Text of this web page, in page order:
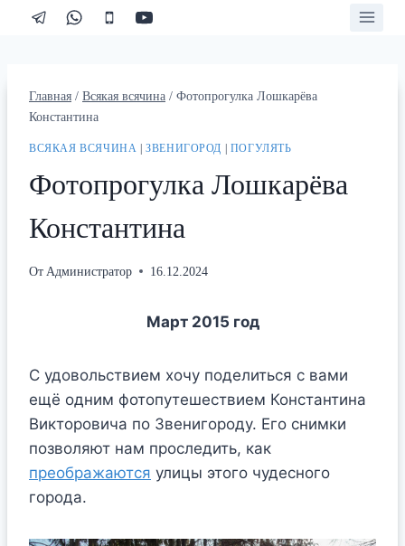
Перейти
Главная / Всякая всячина / Фотопрогулка Лошкарёва
Константина
ВСЯКАЯ ВСЯЧИНА |ЗВЕНИГОРОД ПОГУЛЯТЬ
Фотопрогулка Лошкарёва
Константина
От Администратор 16.12.2024
Март 2015 год
С удовольствием хочу поделиться с вами
ещё одним фотопутешествием Константина
Викторовича по Звенигороду. Его снимки
позволяют нам проследить, как
преображаются улицы этого чудесного
города.